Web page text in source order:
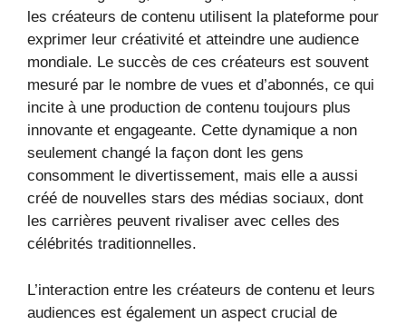
les créateurs de contenu utilisent la plateforme pour
exprimer leur créativité et atteindre une audience
mondiale. Le succès de ces créateurs est souvent
mesuré par le nombre de vues et d’abonnés, ce qui
incite à une production de contenu toujours plus
innovante et engageante. Cette dynamique a non
seulement changé la façon dont les gens
consomment le divertissement, mais elle a aussi
créé de nouvelles stars des médias sociaux, dont
les carrières peuvent rivaliser avec celles des
célébrités traditionnelles.
L’interaction entre les créateurs de contenu et leurs
audiences est également un aspect crucial de